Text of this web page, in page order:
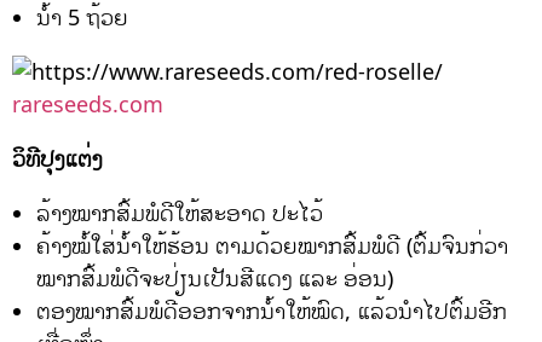
ນ້ຳ 5 ຖ້ວຍ
rareseeds.com
ວິທີປຸງແຕ່ງ
ລ້າງໝາກສົ້ມພໍດີໃຫ້ສະອາດ ປະໄວ້
ຄ້າງໝໍ້ໃສ່ນ້ຳໃຫ້ຮ້ອນ ຕາມດ້ວຍໝາກສົ້ມພໍດີ (ຕົ້ມຈົນກ່ວາ
ໝາກສົ້ມພໍດີຈະປ່ຽນເປັນສີແດງ ແລະ ອ່ອນ)
ຕອງໝາກສົ້ມພໍດີອອກຈາກນ້ຳໃຫ້ໝົດ, ແລ້ວນຳໄປຕົ້ມອີກ